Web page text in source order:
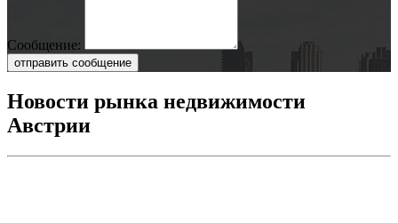
Сообщение:
отправить сообщение
Новости рынка недвижимости
Австрии